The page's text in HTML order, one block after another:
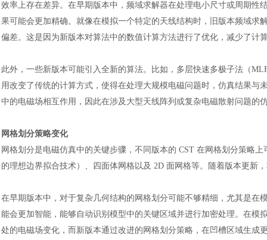
效率上存在差异。在早期版本中，频域求解器在处理电小尺寸或周期
果可能会更加精确。就像在模拟一个特定的天线结构时，旧版本频域
偏差。这是因为新版本对算法中的数值计算方法进行了优化，减少了计
此外，一些新版本可能引入全新的算法。比如，多层快速多极子法（
用改变了传统的计算方式，使得在处理大规模电磁问题时，仿真结果
中的电磁场相互作用，因此在涉及大型天线阵列或复杂电磁散射问题的
网格划分策略变化
网格划分是电磁仿真中的关键步骤，不同版本的 CST 在网格划分策略
的理想边界拟合技术）、四面体网格以及 2D 面网格等。随着版本更新
在早期版本中，对于复杂几何结构的网格划分可能不够精细，尤其是
能会更加智能，能够自动识别模型中的关键区域并进行加密处理。在
处的电磁场变化，而新版本通过改进的网格划分策略，在凹槽区域生